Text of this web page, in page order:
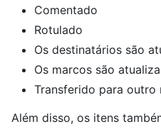
Comentado
Rotulado
Os destinatários são
Os marcos são
Transferido para outro
Além disso, os itens